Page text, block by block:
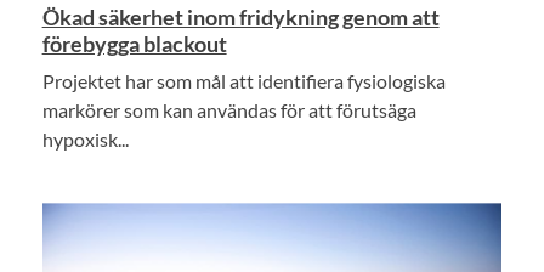
Ökad säkerhet inom fridykning genom att
förebygga blackout
Projektet har som mål att identifiera fysiologiska
markörer som kan användas för att förutsäga
hypoxisk...